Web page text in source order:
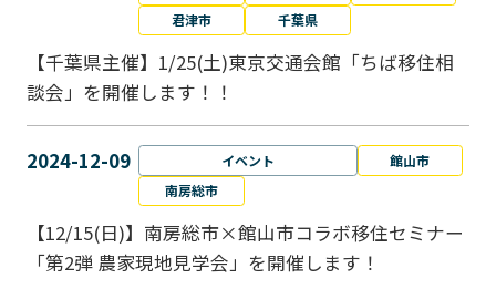
君津市
千葉県
【千葉県主催】1/25(土)東京交通会館「ちば移住相
談会」を開催します！！
2024-12-09 イベント
館山市
南房総市
【12/15(日)】南房総市×館山市コラボ移住セミナー
「第2弾 農家現地見学会」を開催します！